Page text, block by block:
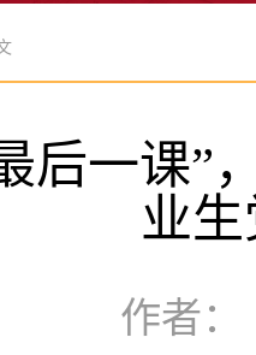
后一课
业
作者：